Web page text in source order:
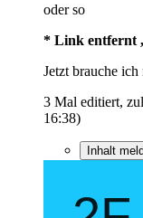
oder so
* Link entfernt
Jetzt brauche
3 Mal editiert,
16:38)
Inhalt